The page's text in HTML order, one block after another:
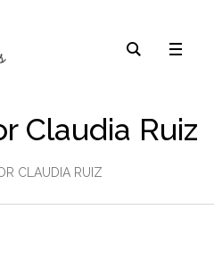
Claudia Ruiz
CLAUDIA RUIZ